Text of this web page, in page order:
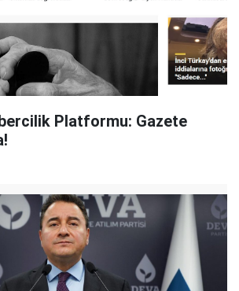
Platformu: Gazete